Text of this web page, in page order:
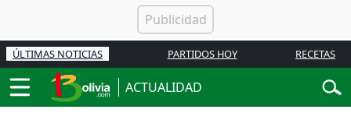
ÚLTIMAS NOTICIAS PARTIDOS HOY RECETAS
ACTUALIDAD